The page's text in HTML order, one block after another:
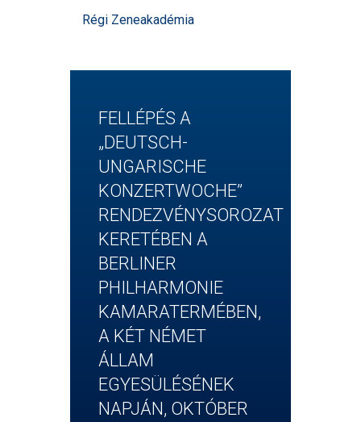
Régi Zeneakadémia
FELLÉPÉS A
„DEUTSCH-
UNGARISCHE
KONZERTWOCHE”
RENDEZVÉNYSOROZAT
KERETÉBEN A
BERLINER
PHILHARMONIE
KAMARATERMÉBEN,
A KÉT NÉMET
ÁLLAM
EGYESÜLÉSÉNEK
NAPJÁN, OKTÓBER